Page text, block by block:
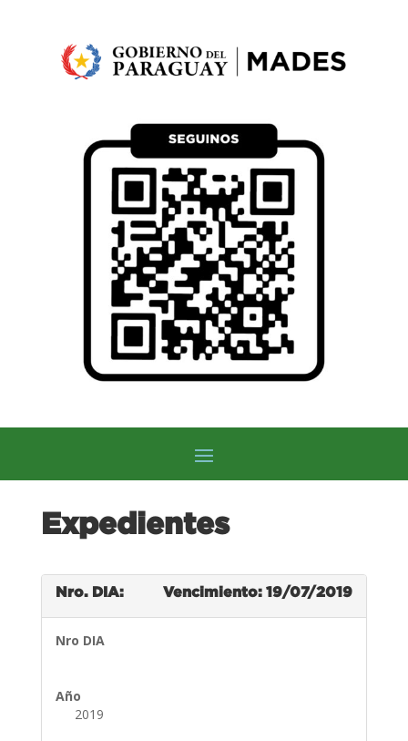
Expedientes
Nro. DIA: Vencimiento: 19/07/2019
Nro DIA
Año
2019